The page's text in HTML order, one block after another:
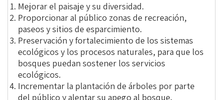
Mejorar el paisaje y su diversidad.
Proporcionar al público zonas de recreación,
paseos y sitios de esparcimiento.
Preservación y fortalecimiento de los sistemas
ecológicos y los procesos naturales, para que los
bosques puedan sostener los servicios
ecológicos.
Incrementar la plantación de árboles por parte
del público y alentar su apego al bosque.